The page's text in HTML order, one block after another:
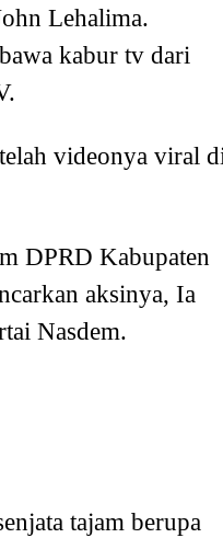
Lehalima.
kabur tv dari
videonya viral
DPRD Kabupaten
aksinya, Ia
Nasdem.
tajam berupa